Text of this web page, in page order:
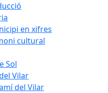
en xifres
cultural
Sol
Vilar
del Vilar